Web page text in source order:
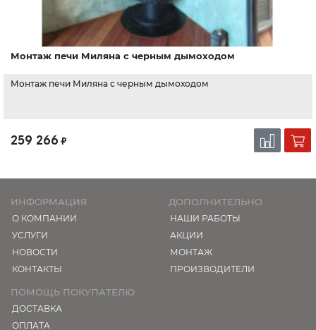
Монтаж печи Миляна с черным дымоходом
Монтаж печи Миляна с черным дымоходом
259 266 ₽
ИНФОРМАЦИЯ
О КОМПАНИИ
УСЛУГИ
НОВОСТИ
КОНТАКТЫ
ДОПОЛНИТЕЛЬНО
НАШИ РАБОТЫ
АКЦИИ
МОНТАЖ
ПРОИЗВОДИТЕЛИ
ПОМОЩЬ ПОКУПАТЕЛЮ
ДОСТАВКА
ОПЛАТА